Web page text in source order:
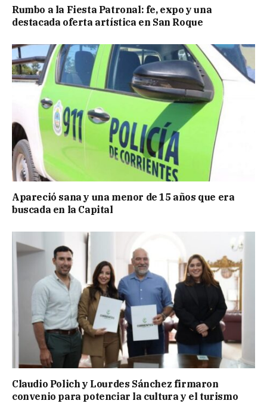
Rumbo a la Fiesta Patronal: fe, expo y una
destacada oferta artística en San Roque
Apareció sana y una menor de 15 años que era
buscada en la Capital
Claudio Polich y Lourdes Sánchez firmaron
convenio para potenciar la cultura y el turismo